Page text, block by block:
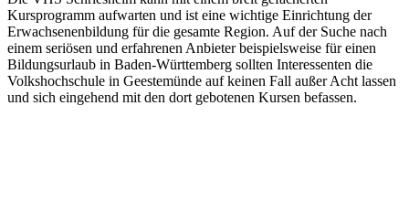
Kursprogramm aufwarten und ist eine wichtige Einrichtung der
Erwachsenenbildung für die gesamte Region. Auf der Suche nach
einem seriösen und erfahrenen Anbieter beispielsweise für einen
Bildungsurlaub in Baden-Württemberg sollten Interessenten die
Volkshochschule in Geestemünde auf keinen Fall außer Acht lassen
und sich eingehend mit den dort gebotenen Kursen befassen.